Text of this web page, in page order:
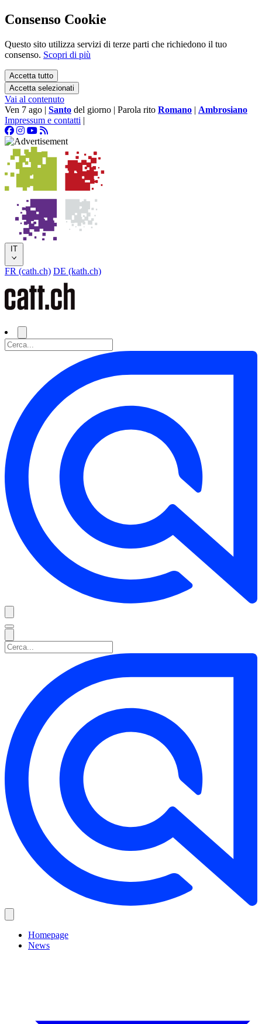
Consenso Cookie
Questo sito utilizza servizi di terze parti che richiedono il tuo
consenso. Scopri di più
Accetta tutto
Accetta selezionati
Vai al contenuto
Ven 7 ago | Santo del giorno | Parola rito Romano | Ambrosiano
Impressum e contatti |
IT
FR (cath.ch) DE (kath.ch)
Homepage
News